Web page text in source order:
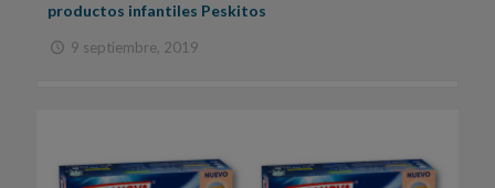
productos infantiles Peskitos
9 septiembre, 2019